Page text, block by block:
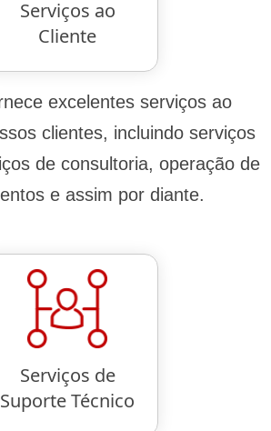
Serviços ao
Cliente
excelentes serviços ao
clientes, incluindo serviços
de consultoria, operação de
e assim por diante.
Serviços de
Suporte Técnico